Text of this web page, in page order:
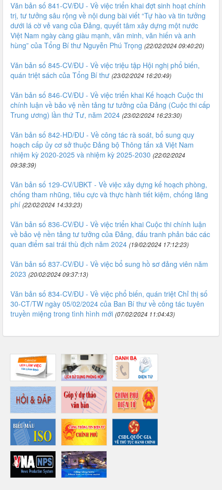
Văn bản số 841-CV/ĐU - Về việc triển khai đợt sinh hoạt chính
trị, tư tưởng sâu rộng về nội dung bài viết “Tự hào và tin tưởng
dưới lá cờ vẻ vang của Đảng, quyết tâm xây dựng một nước
Việt Nam ngày càng giàu mạnh, văn minh, văn hiến và anh
hùng” của Tổng Bí thư Nguyễn Phú Trọng (22/02/2024 09:40:20)
Văn bản số 845-CV/ĐU - Về việc triệu tập Hội nghị phổ biến,
quán triệt sách của Tổng Bí thư (23/02/2024 16:20:49)
Văn bản số 846-CV/ĐU - Về việc triển khai Kế hoạch Cuộc thi
chính luận về bảo vệ nền tảng tư tưởng của Đảng (Cuộc thi cấp
Trung ương) lần thứ Tư, năm 2024 (23/02/2024 16:23:30)
Văn bản số 842-HD/ĐU - Về công tác rà soát, bổ sung quy
hoạch cấp ủy cơ sở thuộc Đảng bộ Thông tấn xã Việt Nam
nhiệm kỳ 2020-2025 và nhiệm kỳ 2025-2030 (22/02/2024
09:38:39)
Văn bản số 129-CV/UBKT - Về việc xây dựng kế hoạch phòng,
chống tham nhũng, tiêu cực và thực hành tiết kiệm, chống lãng
phí (22/02/2024 14:33:23)
Văn bản số 836-CV/ĐU - Về việc triển khai Cuộc thi chính luận
về bảo vệ nền tảng tư tưởng của Đảng, đấu tranh phản bác các
quan điểm sai trái thù địch năm 2024 (19/02/2024 17:12:23)
Văn bản số 837-CV/ĐU - Về việc bổ sung hồ sơ đảng viên năm
2023 (20/02/2024 09:37:13)
Văn bản số 834-CV/ĐU - Về việc phổ biến, quán triệt Chỉ thị số
30-CT/TW ngày 05/02/2024 của Ban Bí thư về công tác tuyên
truyền miệng trong tình hình mới (07/02/2024 11:04:43)